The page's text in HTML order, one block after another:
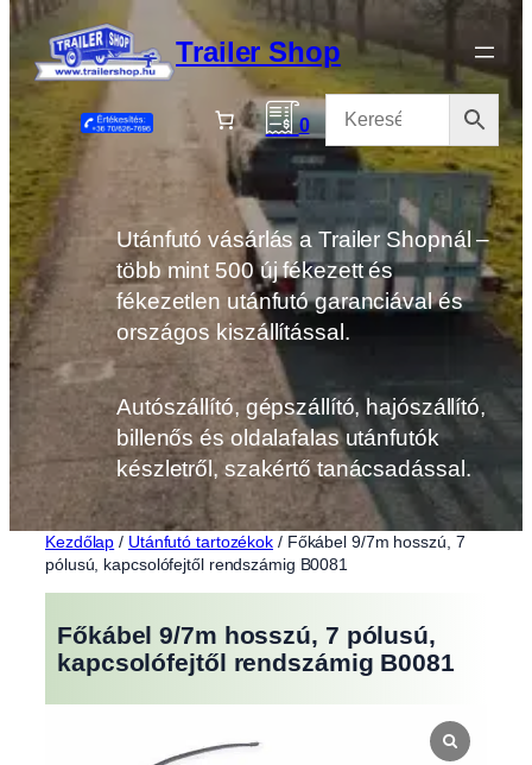
Ugrás
a
tartalomhoz
Trailer Shop
0
Utánfutó vásárlás a Trailer Shopnál –
több mint 500 új fékezett és
fékezetlen utánfutó garanciával és
országos kiszállítással.
Autószállító, gépszállító, hajószállító,
billenős és oldalafalas utánfutók
készletről, szakértő tanácsadással.
Kezdőlap / Utánfutó tartozékok / Főkábel 9/7m hosszú, 7
pólusú, kapcsolófejtől rendszámig B0081
Főkábel 9/7m hosszú, 7 pólusú,
kapcsolófejtől rendszámig B0081